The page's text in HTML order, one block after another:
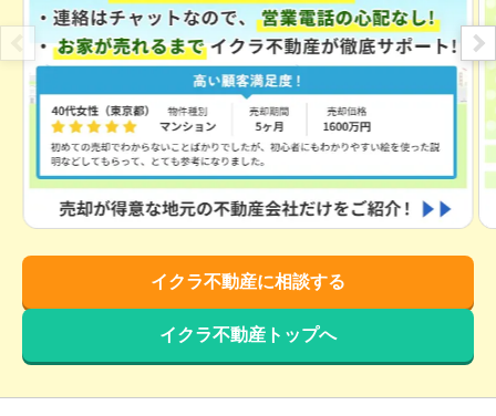
イクラ不動産に相談する
イクラ不動産トップへ